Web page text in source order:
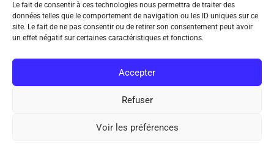
Le fait de consentir à ces technologies nous permettra de traiter des
données telles que le comportement de navigation ou les ID uniques sur ce
site. Le fait de ne pas consentir ou de retirer son consentement peut avoir
un effet négatif sur certaines caractéristiques et fonctions.
Accepter
Refuser
Voir les préférences
Mes coordonnées
Nous envoyer un mail
21 Rue Henri Brochard